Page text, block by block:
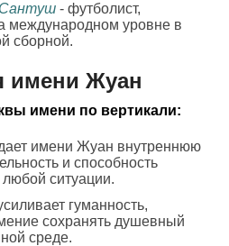
- футболист,
международном уровне в
сборной.
имени Жуан
имени по вертикали:
имени Жуан внутреннюю
и способность
ситуации.
гуманность,
сохранять душевный
среде.